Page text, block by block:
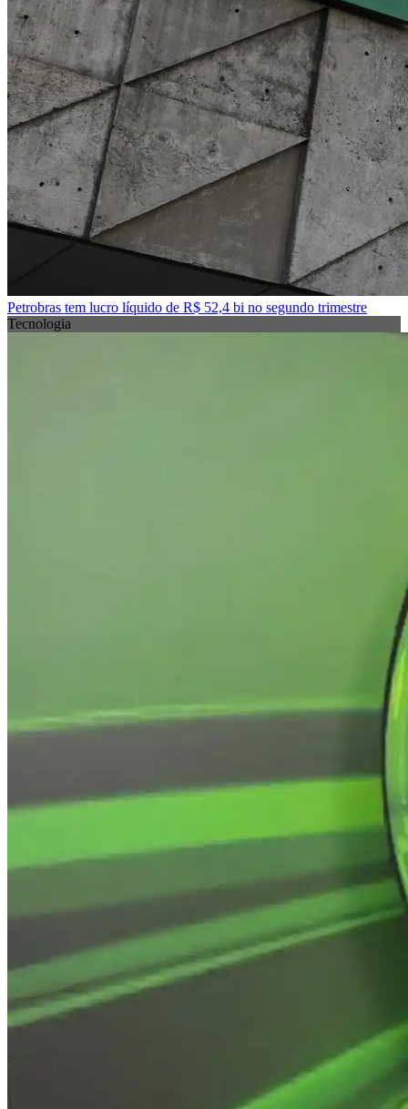
Petrobras tem lucro líquido de R$ 52,4 bi no segundo trimestre
Tecnologia